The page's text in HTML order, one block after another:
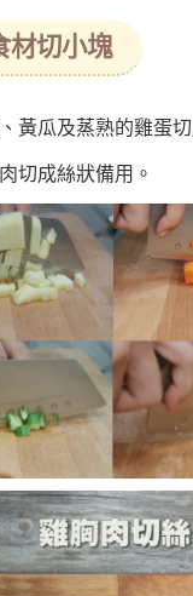
材切小塊
黃瓜及蒸熟的雞蛋
切成絲狀備用。